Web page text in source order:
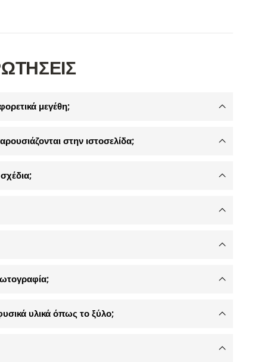
μεγέθη;
στην ιστοσελίδα;
υλικά όπως το ξύλο;